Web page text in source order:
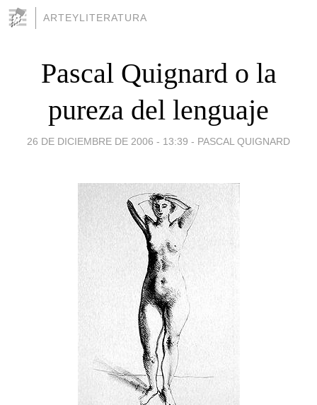
ARTEYLITERATURA
Pascal Quignard o la
pureza del lenguaje
26 DE DICIEMBRE DE 2006 - 13:39 - PASCAL QUIGNARD